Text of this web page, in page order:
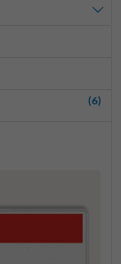
(6)